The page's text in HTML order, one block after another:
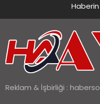
Reklam & İşbirliği :